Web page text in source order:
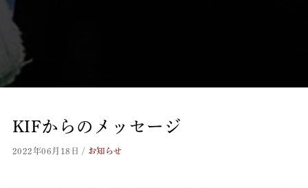
KIFからのメッセージ
2022年06月18日 / お知らせ